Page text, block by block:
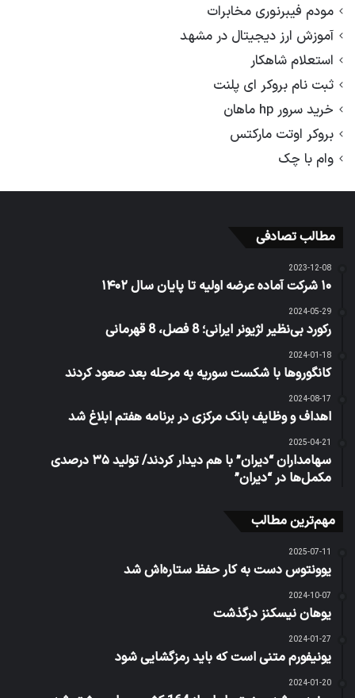
مودم فیبرنوری مخابرات
آموزش ارز دیجیتال در مشهد
استعلام شاهکار
ثبت نام بروکر ای پلنت
خرید سرور hp ماهان
بروکر اوتت مارکتس
وام با چک
مطالب تصادفی
2023-12-08
۱۰ شرکت آماده عرضه اولیه تا پایان سال ۱۴۰۲
2024-05-29
رکورد بی‌نظیر لژیونر ایرانی؛ 8 فصل، 8 قهرمانی
2024-01-18
کانگورو‌ها با شکست سوریه به مرحله بعد صعود کردند
2024-08-17
اهداف و وظایف بانک مرکزی در برنامه هفتم ابلاغ شد
2025-04-21
سهامداران “دیران” با هم دیدار کردند/ تولید ۳۵ درصدی
مکمل‌ها در “دیران”
مهم‌ترین مطالب
2025-07-11
یوونتوس دست به کار حفظ ستاره‌اش شد
2024-10-07
یوهان نیسکنز درگذشت
2024-01-27
یونیفورم متنی است که باید رمزگشایی شود
2024-01-20